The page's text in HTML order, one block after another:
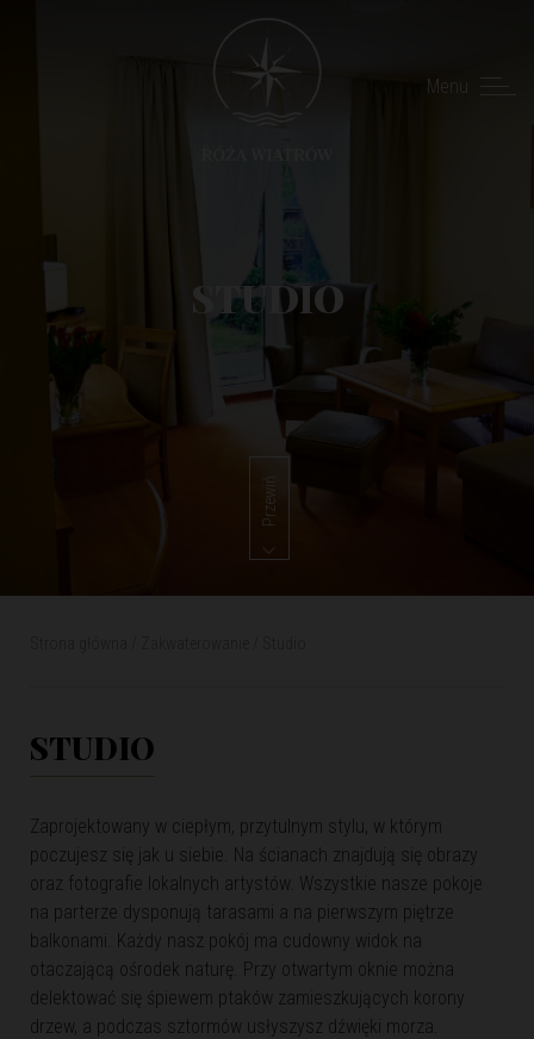
Menu
STUDIO
Przewiń
STUDIO
Zaprojektowany w ciepłym, przytulnym stylu, w którym
poczujesz się jak u siebie. Na ścianach znajdują się obrazy
oraz fotografie lokalnych artystów. Wszystkie nasze pokoje
na parterze dysponują tarasami a na pierwszym piętrze
balkonami. Każdy nasz pokój ma cudowny widok na
otaczającą ośrodek naturę. Przy otwartym oknie można
delektować się śpiewem ptaków zamieszkujących korony
drzew, a podczas sztormów usłyszysz dźwięki morza.